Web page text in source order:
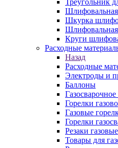
Треугольник
Шкурка
Круги
Расходные
Назад
Расходные
Электроды и
Баллоны
Горелки
Газовые
Горелки
Резаки газовые
Товары для